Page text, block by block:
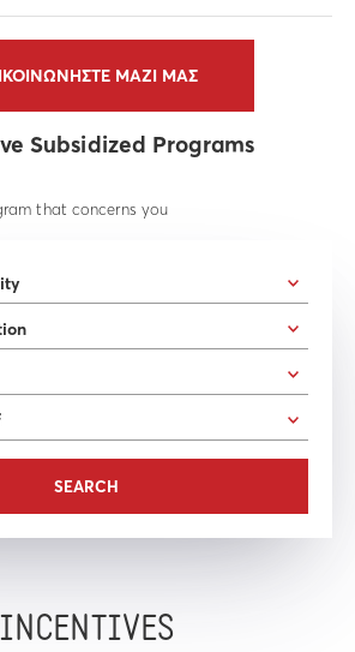
ΜΑΖΙ ΜΑΣ
Subsidized Programs
that concerns you
INCENTIVES